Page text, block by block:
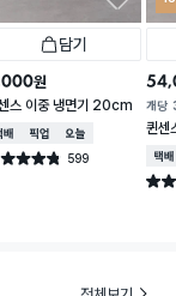
담기
원
스 이중 냉면기 20cm
배배송매장픽업오늘배송
4.8점 599
건 작성
개당
퀸센
택배
별점